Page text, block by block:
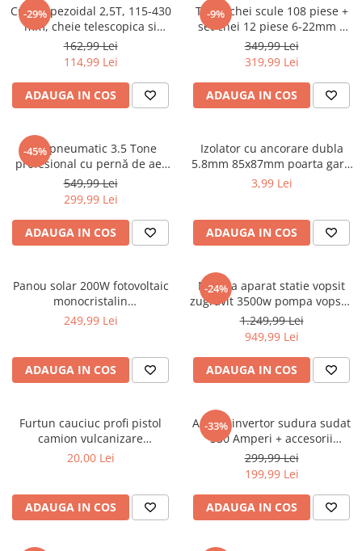
Sudura / taiere
Accesorii / consumabile sudura
Aparat taiat cu plasma
Aparate sudura
Masca de sudura
Sursa lumina
UPS Sursa curent
Vibrator beton
Scule Atelier Auto
Accesorii / consumabile atelier
auto
Ambreiaj
vulcanizare
Aparat sablat curatat
Chei
Chei combinate/inelare/cu clichet
Chei tubulare
Filtre ulei
Prelungitor chei
-29%
Cric trapezoidal 2,5T, 115-430
mm, cheie telescopica si
accesorii incluse (KD3525)
162,99 Lei
114,99 Lei
ADAUGA IN COS
-9%
Trusa chei scule 108 piese +
set chei 12 piese 6-22mm +
set biti 41 piese (B109 + 16009
+ KD10219)
349,99 Lei
319,99 Lei
ADAUGA IN COS
-45%
Cric pneumatic 3.5 Tone
profesional cu pernă de aer
pentru vulcanizare (KD470)
549,99 Lei
299,99 Lei
ADAUGA IN COS
Izolator cu ancorare dubla
5.8mm 85x87mm poarta gard
electric M87Z673 DISBY77
3,99 Lei
ADAUGA IN COS
Panou solar 200W fotovoltaic
monocristalin
1350x765x30mm (BK87494-2)
249,99 Lei
ADAUGA IN COS
-24%
Masina aparat statie vopsit
zugravit 3500w pompa vopsea
var lac lavabil 225bar 15Lmin
(KD2123)
1.249,99 Lei
949,99 Lei
ADAUGA IN COS
Furtun cauciuc profi pistol
camion vulcanizare
pneumatic compresor aer
20,00 Lei
ADAUGA IN COS
-33%
Aparat invertor sudura sudat
330 Amperi + accesorii
(KD1781)
299,99 Lei
199,99 Lei
ADAUGA IN COS